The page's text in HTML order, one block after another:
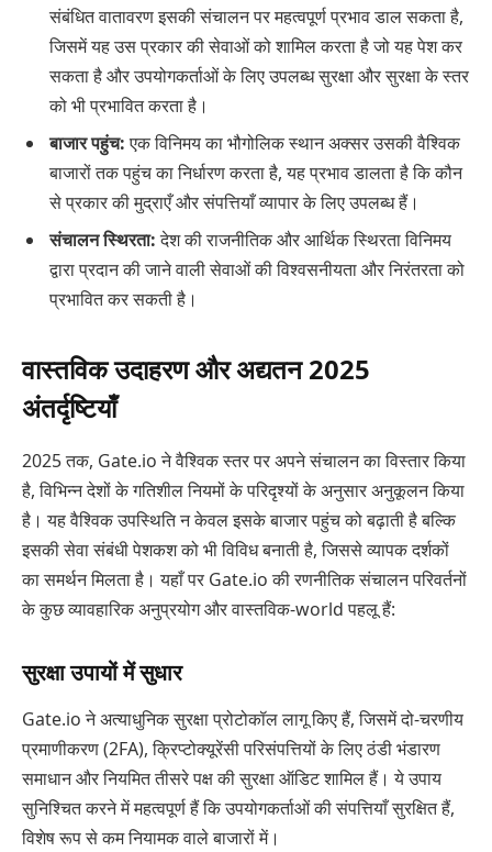
संबंधित वातावरण इसकी संचालन पर महत्वपूर्ण प्रभाव डाल सकता है,
जिसमें यह उस प्रकार की सेवाओं को शामिल करता है जो यह पेश कर
सकता है और उपयोगकर्ताओं के लिए उपलब्ध सुरक्षा और सुरक्षा के स्तर
को भी प्रभावित करता है।
बाजार पहुंच:एक विनिमय का भौगोलिक स्थान अक्सर उसकी वैश्विक
बाजारों तक पहुंच का निर्धारण करता है, यह प्रभाव डालता है कि कौन
से प्रकार की मुद्राएँ और संपत्तियाँ व्यापार के लिए उपलब्ध हैं।
संचालन स्थिरता:देश की राजनीतिक और आर्थिक स्थिरता विनिमय
द्वारा प्रदान की जाने वाली सेवाओं की विश्वसनीयता और निरंतरता को
प्रभावित कर सकती है।
वास्तविक उदाहरण और अद्यतन 2025
अंतर्दृष्टियाँ
2025 तक, Gate.io ने वैश्विक स्तर पर अपने संचालन का विस्तार किया
है, विभिन्न देशों के गतिशील नियमों के परिदृश्यों के अनुसार अनुकूलन किया
है। यह वैश्विक उपस्थिति न केवल इसके बाजार पहुंच को बढ़ाती है बल्कि
इसकी सेवा संबंधी पेशकश को भी विविध बनाती है, जिससे व्यापक दर्शकों
का समर्थन मिलता है। यहाँ पर Gate.io की रणनीतिक संचालन परिवर्तनों
के कुछ व्यावहारिक अनुप्रयोग और वास्तविक-world पहलू हैं:
सुरक्षा उपायों में सुधार
Gate.io ने अत्याधुनिक सुरक्षा प्रोटोकॉल लागू किए हैं, जिसमें दो-चरणीय
प्रमाणीकरण (2FA), क्रिप्टोक्यूरेंसी परिसंपत्तियों के लिए ठंडी भंडारण
समाधान और नियमित तीसरे पक्ष की सुरक्षा ऑडिट शामिल हैं। ये उपाय
सुनिश्चित करने में महत्वपूर्ण हैं कि उपयोगकर्ताओं की संपत्तियाँ सुरक्षित हैं,
विशेष रूप से कम नियामक वाले बाजारों में।